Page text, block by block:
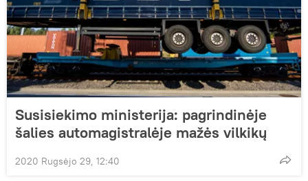
Susisiekimo ministerija: pagrindinėje
šalies automagistralėje mažės vilkikų
2020 Rugsėjo 29, 12:40